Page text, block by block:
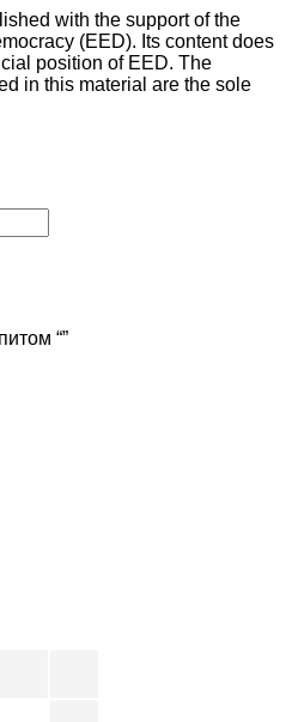
with the support of the
(EED). Its content does
position of EED. The
in this material are the sole
“”